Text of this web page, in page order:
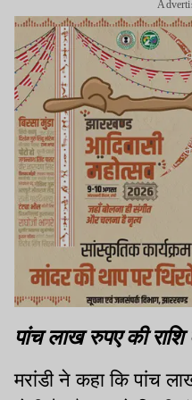
पांच लाख रुपए की
मरांडी ने कहा कि पांच